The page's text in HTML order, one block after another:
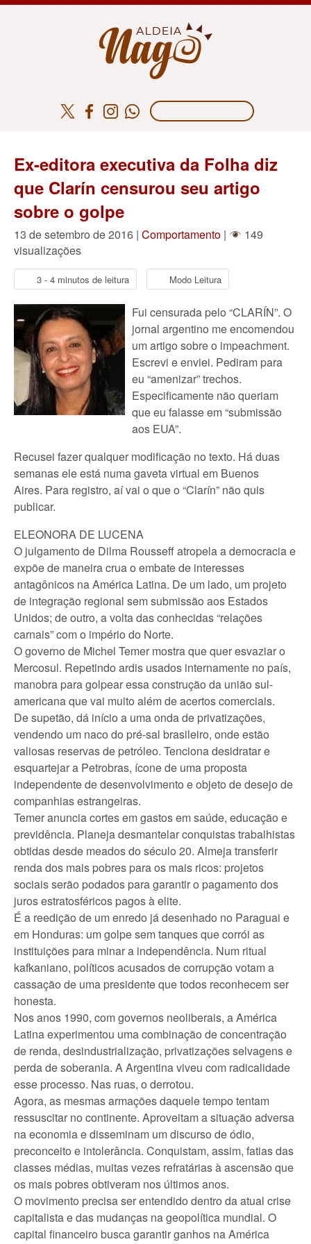
Ex-editora executiva da Folha diz
que Clarín censurou seu artigo
sobre o golpe
13 de setembro de 2016 | Comportamento |
149
visualizações
3 - 4 minutos de leitura Modo Leitura
Fui censurada pelo “CLARÍN”. O
jornal argentino me encomendou
um artigo sobre o impeachment.
Escrevi e enviei. Pediram para
eu “amenizar” trechos.
Especificamente não queriam
que eu falasse em “submissão
aos EUA”.
Recusei fazer qualquer modificação no texto. Há duas
semanas ele está numa gaveta virtual em Buenos
Aires. Para registro, aí vai o que o “Clarín” não quis
publicar.
ELEONORA DE LUCENA
O julgamento de Dilma Rousseff atropela a democracia e
expõe de maneira crua o embate de interesses
antagônicos na América Latina. De um lado, um projeto
de integração regional sem submissão aos Estados
Unidos; de outro, a volta das conhecidas “relações
carnais” com o império do Norte.
O governo de Michel Temer mostra que quer esvaziar o
Mercosul. Repetindo ardis usados internamente no país,
manobra para golpear essa construção da união sul-
americana que vai muito além de acertos comerciais.
De supetão, dá início a uma onda de privatizações,
vendendo um naco do pré-sal brasileiro, onde estão
valiosas reservas de petróleo. Tenciona desidratar e
esquartejar a Petrobras, ícone de uma proposta
independente de desenvolvimento e objeto de desejo de
companhias estrangeiras.
Temer anuncia cortes em gastos em saúde, educação e
previdência. Planeja desmantelar conquistas trabalhistas
obtidas desde meados do século 20. Almeja transferir
renda dos mais pobres para os mais ricos: projetos
sociais serão podados para garantir o pagamento dos
juros estratosféricos pagos à elite.
É a reedição de um enredo já desenhado no Paraguai e
em Honduras: um golpe sem tanques que corrói as
instituições para minar a independência. Num ritual
kafkaniano, políticos acusados de corrupção votam a
cassação de uma presidente que todos reconhecem ser
honesta.
Nos anos 1990, com governos neoliberais, a América
Latina experimentou uma combinação de concentração
de renda, desindustrialização, privatizações selvagens e
perda de soberania. A Argentina viveu com radicalidade
esse processo. Nas ruas, o derrotou.
Agora, as mesmas armações daquele tempo tentam
ressuscitar no continente. Aproveitam a situação adversa
na economia e disseminam um discurso de ódio,
preconceito e intolerância. Conquistam, assim, fatias das
classes médias, muitas vezes refratárias à ascensão que
os mais pobres obtiveram nos últimos anos.
O movimento precisa ser entendido dentro da atual crise
capitalista e das mudanças na geopolítica mundial. O
capital financeiro busca garantir ganhos na América